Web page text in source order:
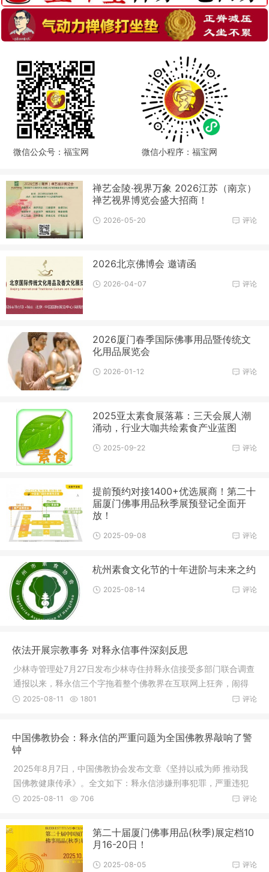
微信公众号：福宝网 微信小程序：福宝网
禅艺金陵·视界万象 2026江苏（南京）
禅艺视界博览会盛大招商！
评论
2026-05-20
2026北京佛博会 邀请函
评论
2026-04-07
2026厦门春季国际佛事用品暨传统文
化用品展览会
评论
2026-01-12
2025亚太素食展落幕：三天会展人潮
涌动，行业大咖共绘素食产业蓝图
评论
2025-09-22
提前预约对接1400+优选展商！第二十
届厦门佛事用品秋季展预登记全面开
放！
评论
2025-09-08
杭州素食文化节的十年进阶与未来之约
评论
2025-08-14
依法开展宗教事务 对释永信事件深刻反思
少林寺管理处7月27日发布少林寺住持释永信接受多部门联合调查
通报以来，释永信三个字拖着整个佛教界在互联网上狂奔，闹得
沸沸扬
评论
2025-08-11 1801
中国佛教协会：释永信的严重问题为全国佛教界敲响了警
钟
2025年8月7日，中国佛教协会发布文章《坚持以戒为师 推动我
国佛教健康传承》。全文如下：释永信涉嫌刑事犯罪，严重违犯
佛教戒律
评论
2025-08-11 706
第二十届厦门佛事用品(秋季)展定档10
月16-20日！
评论
2025-08-05